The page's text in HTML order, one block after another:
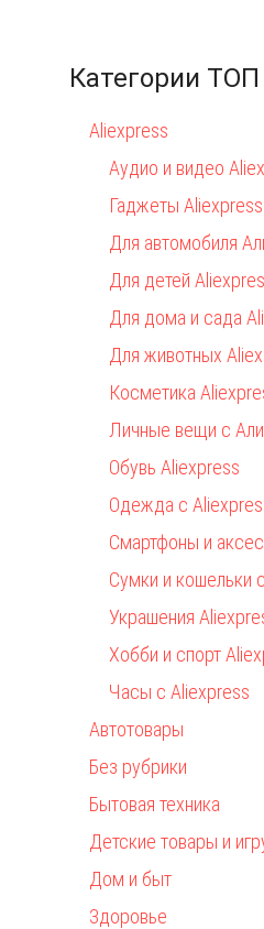
Категории
Aliexpress
Аудио и видео
Гаджеты Aliexpress
Для автомобиля
Для детей
Для дома и сада
Для животных
Косметика
Личные вещи с
Обувь Aliexpress
Одежда с
Смартфоны и
Сумки и кошельки
Украшения
Хобби и спорт
Часы с Aliexpress
Автотовары
Без рубрики
Бытовая техника
Детские товары и
Дом и быт
Здоровье